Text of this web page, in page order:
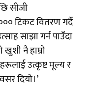
सीजी
टिकट वितरण गर्दै
साझा गर्न पाउँदा
खुशी नै हाम्रो
उत्कृष्ट मूल्य र
दियो।’